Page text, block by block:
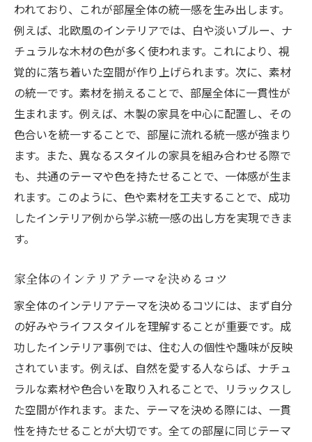
われており、これが部屋全体の統一感を生み出します。
例えば、北欧風のインテリアでは、白や淡いブルー、ナ
チュラルな木材の色が多く使われます。これにより、視
覚的に落ち着いた空間が作り上げられます。次に、素材
の統一です。素材を揃えることで、部屋全体に一貫性が
生まれます。例えば、木製の家具を中心に配置し、その
色合いを統一することで、部屋に流れる統一感が強まり
ます。また、異なるスタイルの家具を組み合わせる際で
も、共通のテーマや色を持たせることで、一体感が生ま
れます。このように、色や素材を工夫することで、成功
したインテリア例から学ぶ統一感の出し方を実現できま
す。
家全体のインテリアテーマを決めるコツ
家全体のインテリアテーマを決めるコツには、まず自分
の好みやライフスタイルを理解することが重要です。成
功したインテリア事例では、住む人の個性や趣味が反映
されています。例えば、自然を愛する人ならば、ナチュ
ラルな素材や色合いを取り入れることで、リラックスし
た空間が作れます。また、テーマを決める際には、一貫
性を持たせることが大切です。全ての部屋に同じテーマ